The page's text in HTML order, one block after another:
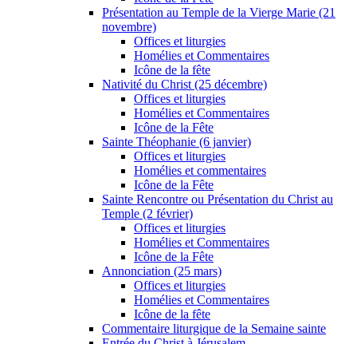
Présentation au Temple de la Vierge Marie (21
novembre)
Offices et liturgies
Homélies et Commentaires
Icône de la fête
Nativité du Christ (25 décembre)
Offices et liturgies
Homélies et Commentaires
Icône de la Fête
Sainte Théophanie (6 janvier)
Offices et liturgies
Homélies et commentaires
Icône de la Fête
Sainte Rencontre ou Présentation du Christ au
Temple (2 février)
Offices et liturgies
Homélies et Commentaires
Icône de la Fête
Annonciation (25 mars)
Offices et liturgies
Homélies et Commentaires
Icône de la fête
Commentaire liturgique de la Semaine sainte